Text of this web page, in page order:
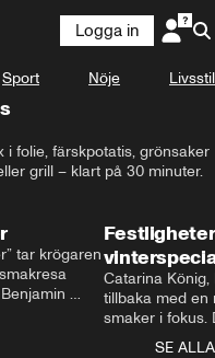
Logga in
Sport Nöje Livsstil
folie, färskpotatis, grönsaker
grill – klart på 30 minuter.
tar krögaren
Catarina
tillbaka med en
smaker i fokus.
julfavoriter
SE ALLA